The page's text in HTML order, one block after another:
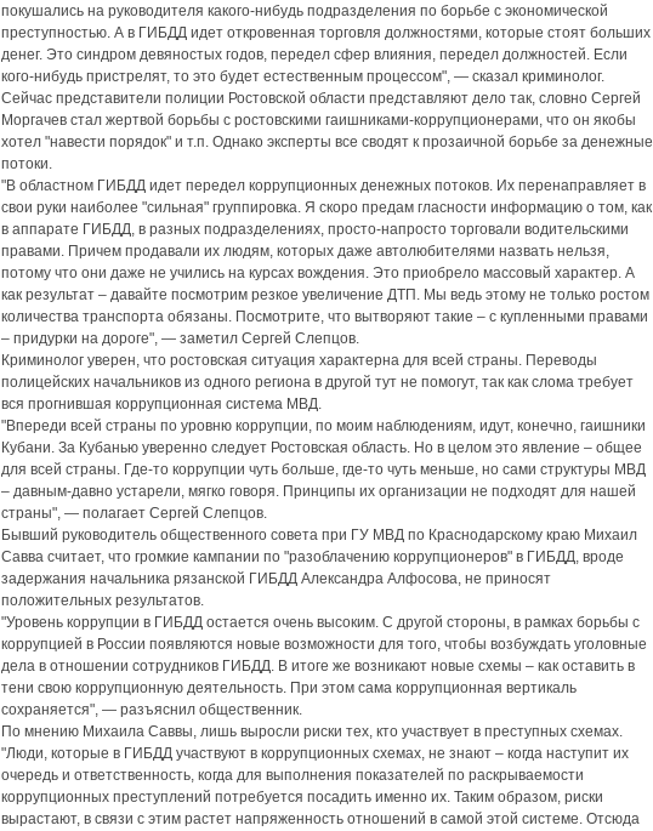
покушались на руководителя какого-нибудь подразделения по борьбе с экономической
преступностью. А в ГИБДД идет откровенная торговля должностями, которые стоят больших
денег. Это синдром девяностых годов, передел сфер влияния, передел должностей. Если
кого-нибудь пристрелят, то это будет естественным процессом", — сказал криминолог.
Сейчас представители полиции Ростовской области представляют дело так, словно Сергей
Моргачев стал жертвой борьбы с ростовскими гаишниками-коррупционерами, что он якобы
хотел "навести порядок" и т.п. Однако эксперты все сводят к прозаичной борьбе за денежные
потоки.
"В областном ГИБДД идет передел коррупционных денежных потоков. Их перенаправляет в
свои руки наиболее "сильная" группировка. Я скоро предам гласности информацию о том, как
в аппарате ГИБДД, в разных подразделениях, просто-напросто торговали водительскими
правами. Причем продавали их людям, которых даже автолюбителями назвать нельзя,
потому что они даже не учились на курсах вождения. Это приобрело массовый характер. А
как результат – давайте посмотрим резкое увеличение ДТП. Мы ведь этому не только ростом
количества транспорта обязаны. Посмотрите, что вытворяют такие – с купленными правами
– придурки на дороге", — заметил Сергей Слепцов.
Криминолог уверен, что ростовская ситуация характерна для всей страны. Переводы
полицейских начальников из одного региона в другой тут не помогут, так как слома требует
вся прогнившая коррупционная система МВД.
"Впереди всей страны по уровню коррупции, по моим наблюдениям, идут, конечно, гаишники
Кубани. За Кубанью уверенно следует Ростовская область. Но в целом это явление – общее
для всей страны. Где-то коррупции чуть больше, где-то чуть меньше, но сами структуры МВД
– давным-давно устарели, мягко говоря. Принципы их организации не подходят для нашей
страны", — полагает Сергей Слепцов.
Бывший руководитель общественного совета при ГУ МВД по Краснодарскому краю Михаил
Савва считает, что громкие кампании по "разоблачению коррупционеров" в ГИБДД, вроде
задержания начальника рязанской ГИБДД Александра Алфосова, не приносят
положительных результатов.
"Уровень коррупции в ГИБДД остается очень высоким. С другой стороны, в рамках борьбы с
коррупцией в России появляются новые возможности для того, чтобы возбуждать уголовные
дела в отношении сотрудников ГИБДД. В итоге же возникают новые схемы – как оставить в
тени свою коррупционную деятельность. При этом сама коррупционная вертикаль
сохраняется", — разъяснил общественник.
По мнению Михаила Саввы, лишь выросли риски тех, кто участвует в преступных схемах.
"Люди, которые в ГИБДД участвуют в коррупционных схемах, не знают – когда наступит их
очередь и ответственность, когда для выполнения показателей по раскрываемости
коррупционных преступлений потребуется посадить именно их. Таким образом, риски
вырастают, в связи с этим растет напряженность отношений в самой этой системе. Отсюда